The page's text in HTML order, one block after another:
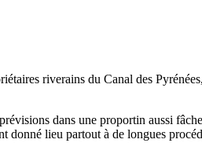
riverains du Canal des
dans une proportin aussi
lieu partout à de longues